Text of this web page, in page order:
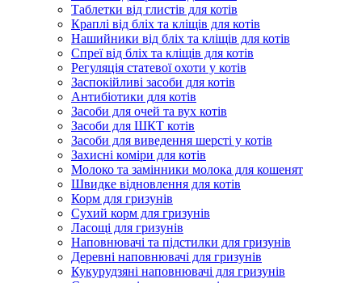
Таблетки від глистів для котів
Краплі від бліх та кліщів для котів
Нашийники від бліх та кліщів для котів
Спреї від бліх та кліщів для котів
Регуляція статевої охоти у котів
Заспокійливі засоби для котів
Антибіотики для котів
Засоби для очей та вух котів
Засоби для ШКТ котів
Засоби для виведення шерсті у котів
Захисні коміри для котів
Молоко та замінники молока для кошенят
Швидке відновлення для котів
Корм для гризунів
Сухий корм для гризунів
Ласощі для гризунів
Наповнювачі та підстилки для гризунів
Деревні наповнювачі для гризунів
Кукурудзяні наповнювачі для гризунів